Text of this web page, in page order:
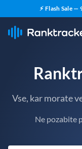
⚡ Flash Sale
Vse, kar morate
Ne pozabite